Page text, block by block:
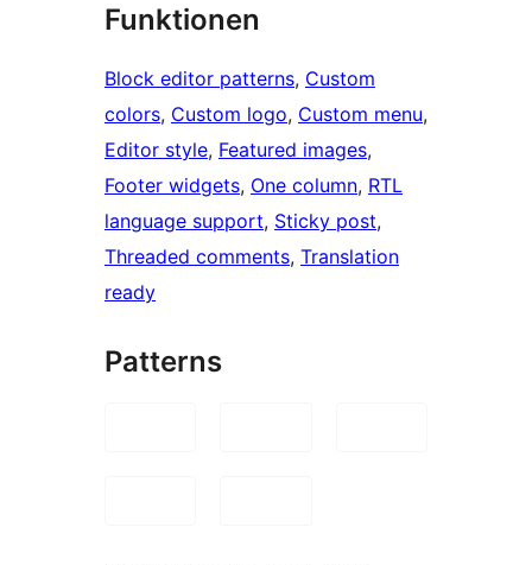
Funktionen
Block editor patterns, Custom
colors, Custom logo, Custom menu
Editor style, Featured images
Footer widgets, One column, RTL
language support, Sticky post
Threaded comments, Translation
ready
Patterns